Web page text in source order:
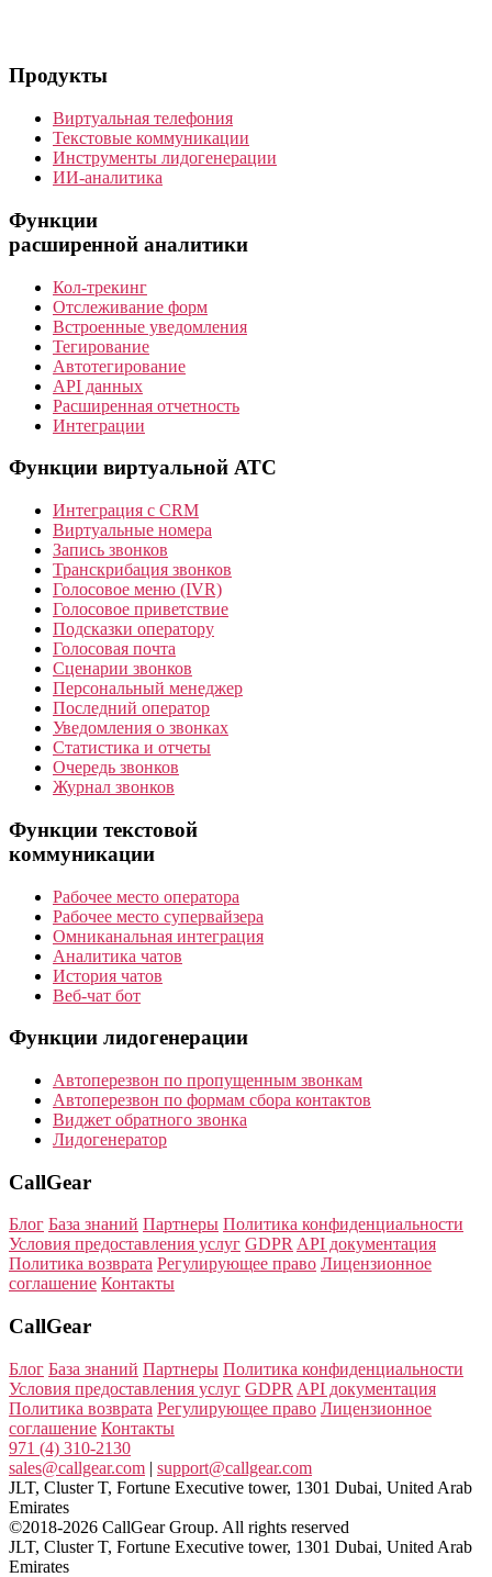
Продукты
Виртуальная телефония
Текстовые коммуникации
Инструменты лидогенерации
ИИ-аналитика
Функции
расширенной аналитики
Кол-трекинг
Отслеживание форм
Встроенные уведомления
Тегирование
Автотегирование
API данных
Расширенная отчетность
Интеграции
Функции виртуальной АТС
Интеграция с CRM
Виртуальные номера
Запись звонков
Транскрибация звонков
Голосовое меню (IVR)
Голосовое приветствие
Подсказки оператору
Голосовая почта
Сценарии звонков
Персональный менеджер
Последний оператор
Уведомления о звонках
Статистика и отчеты
Очередь звонков
Журнал звонков
Функции текстовой
коммуникации
Рабочее место оператора
Рабочее место супервайзера
Омниканальная интеграция
Аналитика чатов
История чатов
Веб-чат бот
Функции лидогенерации
Автоперезвон по пропущенным звонкам
Автоперезвон по формам сбора контактов
Виджет обратного звонка
Лидогенератор
CallGear
Блог База знаний Партнеры Политика конфиденциальности
Условия предоставления услуг GDPR API документация
Политика возврата Регулирующее право Лицензионное
соглашение Контакты
CallGear
Блог База знаний Партнеры Политика конфиденциальности
Условия предоставления услуг GDPR API документация
Политика возврата Регулирующее право Лицензионное
соглашение Контакты
971 (4) 310-2130
sales@callgear.com | support@callgear.com
JLT, Cluster T, Fortune Executive tower, 1301 Dubai, United Arab
Emirates
©2018-2026 CallGear Group. All rights reserved
JLT, Cluster T, Fortune Executive tower, 1301 Dubai, United Arab
Emirates